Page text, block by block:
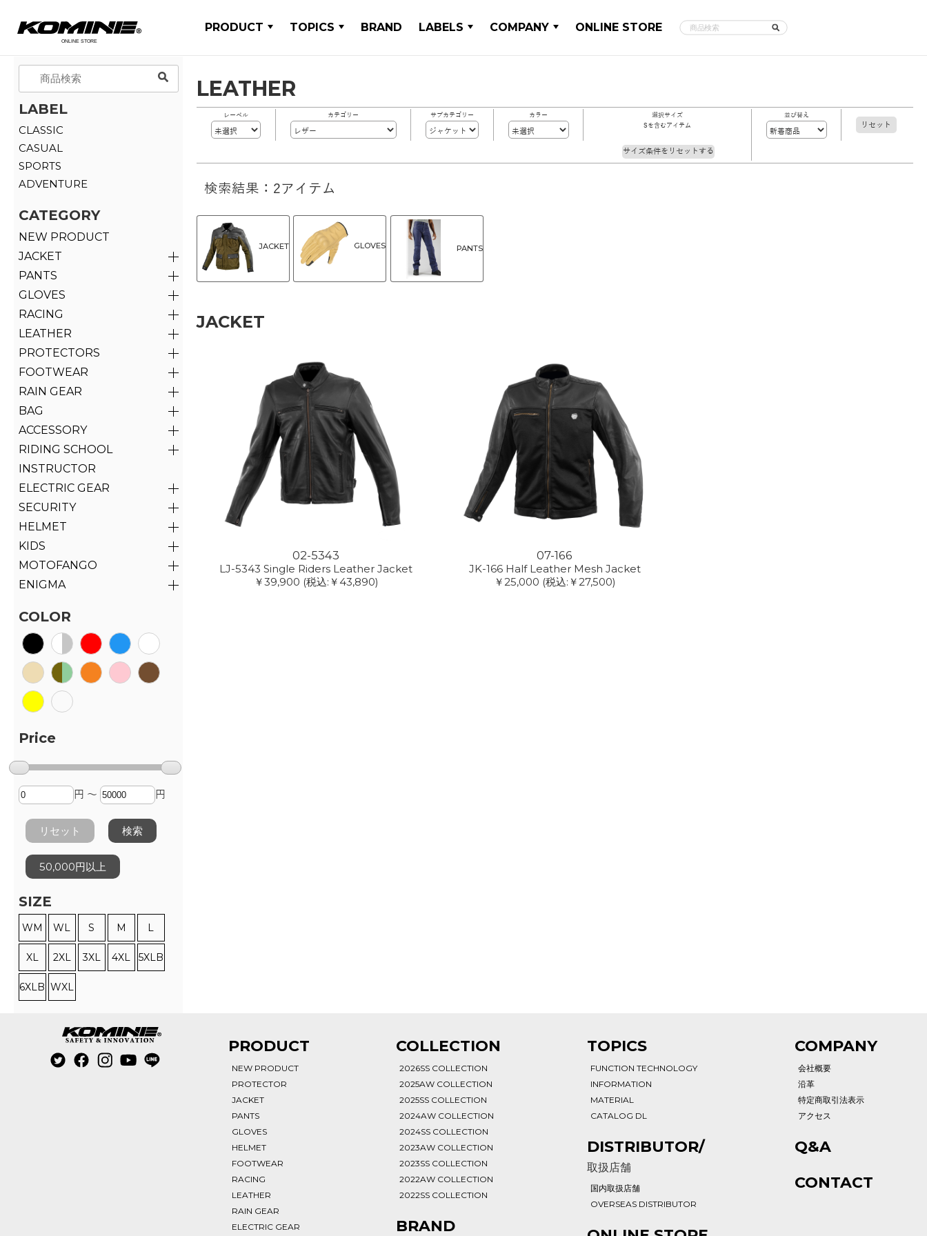
PRODUCT TOPICS BRAND LABELS COMPANY ONLINE STORE
LABEL
CLASSIC
CASUAL
SPORTS
ADVENTURE
CATEGORY
NEW PRODUCT
JACKET
PANTS
GLOVES
RACING
LEATHER
PROTECTORS
FOOTWEAR
RAIN GEAR
BAG
ACCESSORY
RIDING SCHOOL
INSTRUCTOR
ELECTRIC GEAR
SECURITY
HELMET
KIDS
MOTOFANGO
ENIGMA
COLOR
Price
円 ～ 円
リセット 検索
50,000円以上
SIZE
WM WL S M L
XL 2XL 3XL 4XL 5XLB
6XLB WXL
LEATHER
レーベル カテゴリー サブカテゴリー カラー
選択サイズ
Sを含むアイテム
サイズ条件をリセットする
並び替え
リセット
検索結果：2アイテム
JACKET GLOVES PANTS
JACKET
02-5343
LJ-5343 Single Riders Leather Jacket
￥39,900 (税込:￥43,890)
07-166
JK-166 Half Leather Mesh Jacket
￥25,000 (税込:￥27,500)
PRODUCT
NEW PRODUCT
PROTECTOR
JACKET
PANTS
GLOVES
HELMET
FOOTWEAR
RACING
LEATHER
RAIN GEAR
ELECTRIC GEAR
COLLECTION
2026SS COLLECTION
2025AW COLLECTION
2025SS COLLECTION
2024AW COLLECTION
2024SS COLLECTION
2023AW COLLECTION
2023SS COLLECTION
2022AW COLLECTION
2022SS COLLECTION
BRAND
TOPICS
FUNCTION TECHNOLOGY
INFORMATION
MATERIAL
CATALOG DL
DISTRIBUTOR/
取扱店舗
国内取扱店舗
OVERSEAS DISTRIBUTOR
COMPANY
会社概要
沿革
特定商取引法表示
アクセス
Q&A
CONTACT